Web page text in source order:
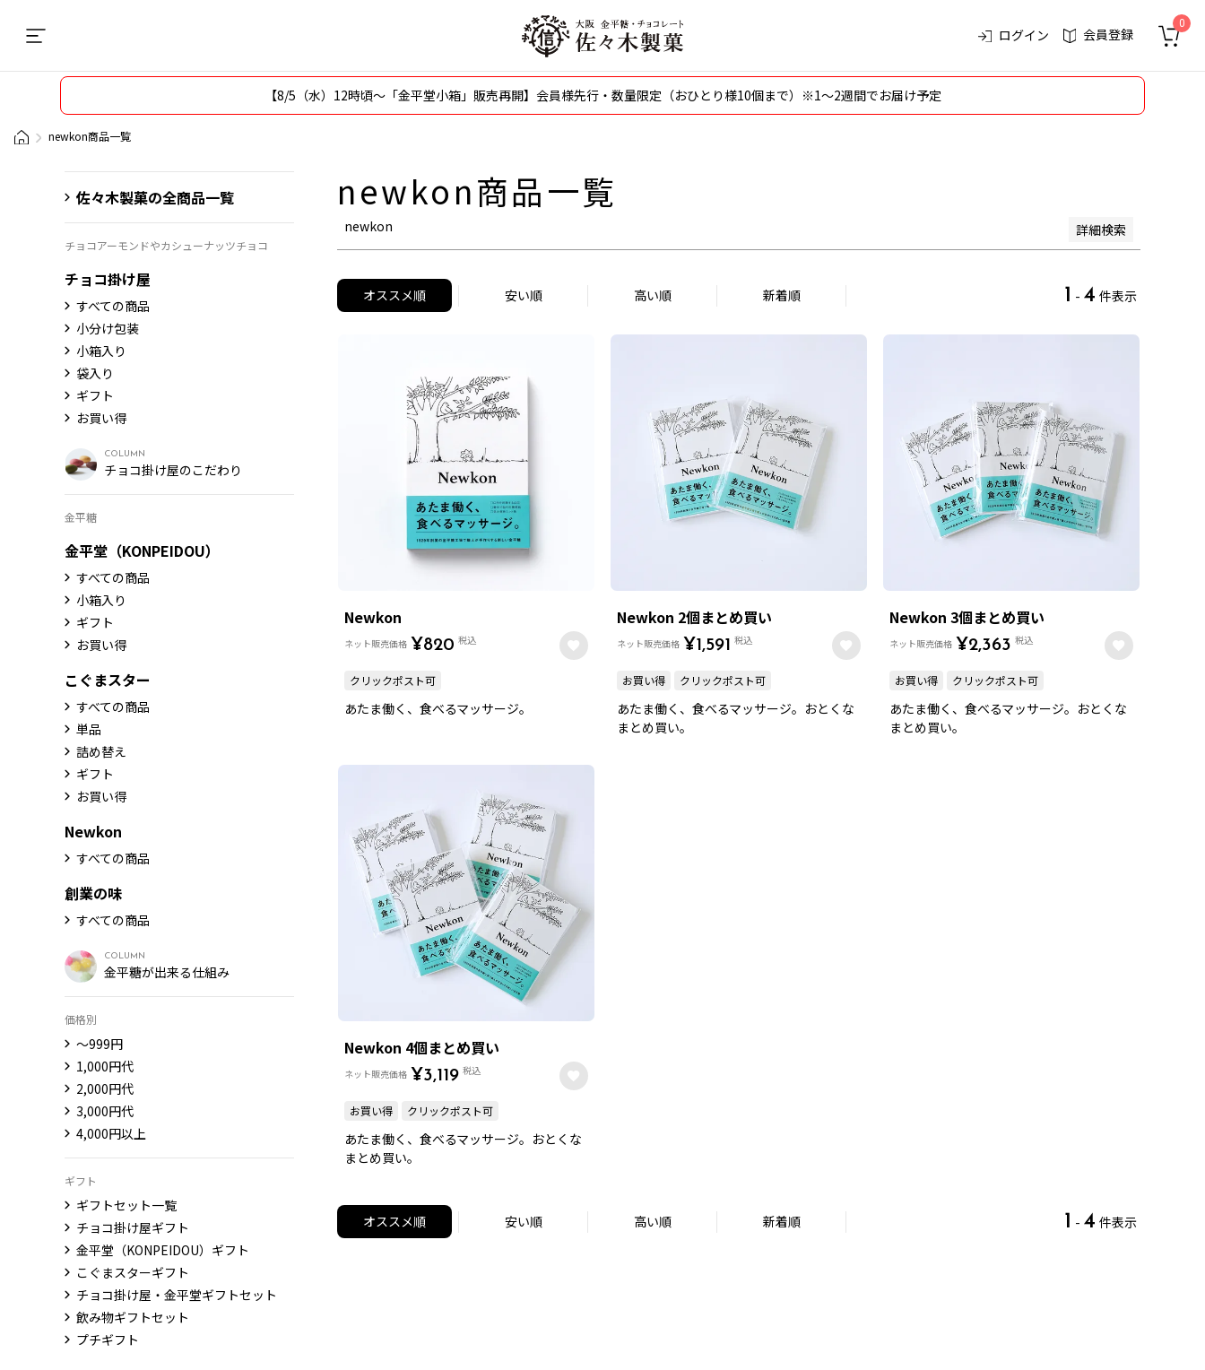
0
会員登録
ログイン
【8/5（水）12時頃〜「金平堂小箱」販売再開】会員様先行・数量限定（おひとり様10個まで）※1～2週間でお届け予定
newkon商品一覧
newkon商品一覧
newkon 詳細検索
〜
商品タグ
会員価格あり 送料無料
お買い得
並び順
新着順 登録順 価格が安い順
オススメ順
レビュー順 キーワードヒット順
オススメ順 安い順 高い順 新着順 1 - 4 件表示
Newkon
ネット販売価格 ¥820 税込
クリックポスト可
あたま働く、食べるマッサージ。
Newkon 2個まとめ買い
ネット販売価格 ¥1,591 税込
お買い得 クリックポスト可
あたま働く、食べるマッサージ。おとくな
まとめ買い。
Newkon 3個まとめ買い
ネット販売価格 ¥2,363 税込
お買い得 クリックポスト可
あたま働く、食べるマッサージ。おとくな
まとめ買い。
Newkon 4個まとめ買い
ネット販売価格 ¥3,119 税込
お買い得 クリックポスト可
あたま働く、食べるマッサージ。おとくな
まとめ買い。
オススメ順 安い順 高い順 新着順 1 - 4 件表示
佐々木製菓の全商品一覧
チョコアーモンドやカシューナッツチョコ
チョコ掛け屋
すべての商品
小分け包装
小箱入り
袋入り
ギフト
お買い得
COLUMN
チョコ掛け屋のこだわり
金平糖
金平堂（KONPEIDOU）
すべての商品
小箱入り
ギフト
お買い得
こぐまスター
すべての商品
単品
詰め替え
ギフト
お買い得
Newkon
すべての商品
創業の味
すべての商品
COLUMN
金平糖が出来る仕組み
価格別
〜999円
1,000円代
2,000円代
3,000円代
4,000円以上
ギフト
ギフトセット一覧
チョコ掛け屋ギフト
金平堂（KONPEIDOU）ギフト
こぐまスターギフト
チョコ掛け屋・金平堂ギフトセット
飲み物ギフトセット
プチギフト